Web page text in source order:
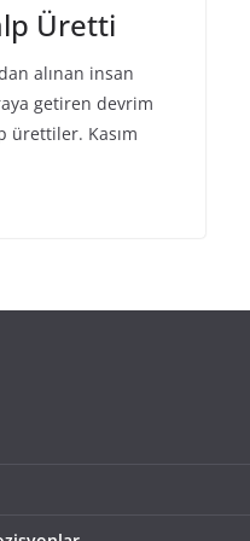
Üretti
alınan insan
getiren devrim
ürettiler. Kasım